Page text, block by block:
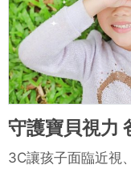
守護寶貝視力
3C讓孩子面臨近視